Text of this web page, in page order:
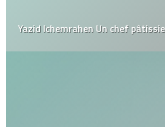
Yazid Ichemrahen Un chef